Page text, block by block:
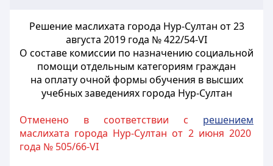
Решение маслихата города Нур-Султан от 23
августа 2019 года № 422/54-VI
О составе комиссии по назначению социальной
помощи отдельным категориям граждан
на оплату очной формы обучения в высших
учебных заведениях города Нур-Султан
Отменено в соответствии с решением
маслихата города Нур-Султан от 2 июня 2020
года № 505/66-VI